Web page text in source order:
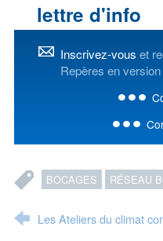
lettre d'info
Inscrivez-vous et
Repères en
BOCAGES RÉSEAU
Les Ateliers du climat